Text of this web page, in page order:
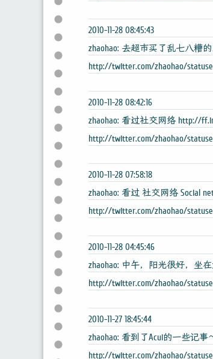
2010-11-28 08:45:43
zhaohao: 去超市买了乱七八
http://twitter.com/zhaohao/
2010-11-28 08:42:16
zhaohao: 看过社交网络 http://
http://twitter.com/zhaohao/
2010-11-28 07:58:18
zhaohao: 看过 社交网络 Social
http://twitter.com/zhaohao/
2010-11-28 04:45:46
zhaohao: 中午，阳光很好，
http://twitter.com/zhaohao/
2010-11-27 18:45:44
zhaohao: 看到了Acui的一些记事
http://twitter.com/zhaohao/